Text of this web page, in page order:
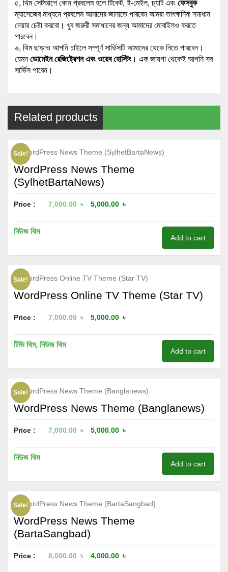
৫, থিম সেটআপে কোন প্রবলেম হলে টিকেট, ই-মেইল, চ্যাট এবং ফেসবুক
ম্যাসেজের মাধ্যমে প্রবলেম আমাদের জানাতে পারবেন আমরা তাৎক্ষনিক সমাধান
দেয়ার চেষ্টা করবো। খুব জরুরী সমাধানের জন্য আমাদের মোবাইলও করতে
পারবেন।
৬, থিম ছাড়াও আপনি চাইলে সম্পূর্ণ সার্ভিসটি আমাদের থেকে নিতে পারবেন।
যেমনডোমেইন রেজিষ্ট্রেশন এবং ওয়েব হোস্টিং। এক জায়গা থেকেই আপনি সব
সার্ভিস পাবেন।
Related products
Sale!
WordPress News Theme
(SylhetBartaNews)
Price : 7,000.00 ৳ 5,000.00 ৳
নিউজ থিম
Add to cart
Sale!
WordPress Online TV Theme (Star TV)
Price : 7,000.00 ৳ 5,000.00 ৳
টিভি থিম, নিউজ থিম
Add to cart
Sale!
WordPress News Theme (Banglanews)
Price : 7,000.00 ৳ 5,000.00 ৳
নিউজ থিম
Add to cart
Sale!
WordPress News Theme
(BartaSangbad)
Price : 8,000.00 ৳ 4,000.00 ৳